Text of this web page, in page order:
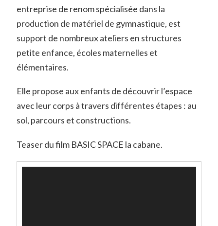
entreprise de renom spécialisée dans la
production de matériel de gymnastique, est
support de nombreux ateliers en structures
petite enfance, écoles maternelles et
élémentaires.
Elle propose aux enfants de découvrir l’espace
avec leur corps à travers différentes étapes : au
sol, parcours et constructions.
Teaser du film BASIC SPACE la cabane.